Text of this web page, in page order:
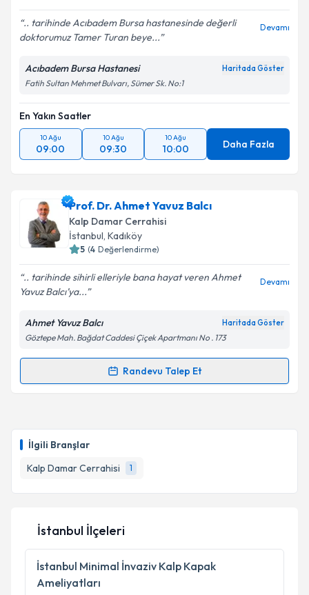
İlgili Branşlar
Kalp Damar Cerrahisi
1
.. tarihinde Acıbadem Bursa hastanesinde değerli
doktorumuz Tamer Turan beye...
Devamı
Acıbadem Bursa Hastanesi Haritada Göster
Fatih Sultan Mehmet Bulvarı, Sümer Sk. No:1
En Yakın Saatler
10 Ağu
09:00
10 Ağu
09:30
10 Ağu
10:00 Daha Fazla
Prof. Dr. Ahmet Yavuz Balcı
Kalp Damar Cerrahisi
İstanbul, Kadıköy
5 (4 Değerlendirme)
.. tarihinde sihirli elleriyle bana hayat veren Ahmet
Yavuz Balcı’ya...
Devamı
Ahmet Yavuz Balcı Haritada Göster
Göztepe Mah. Bağdat Caddesi Çiçek Apartmanı No . 173
Randevu Talep Et
Randevu Takvimi Talebi
için bir takvim hazırlandığında e-posta ile
bilgilendireceğiz.
E-posta Adresiniz
Kişisel verilerimin işlenmesine ilişkin
Metni'ni okudum ve kişisel verilerimin belirtilen
kapsamda işlenmesini kabul ediyorum.
İstanbul İlçeleri
İstanbul Minimal İnvaziv Kalp Kapak
Ameliyatları